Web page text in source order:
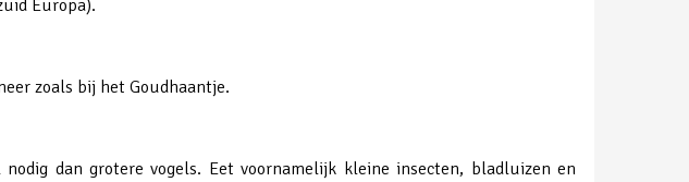
Europa).
zoals bij het Goudhaantje.
dan grotere vogels. Eet voornamelijk kleine insecten, bladluizen en